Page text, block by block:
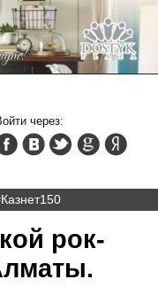
через:
рок-